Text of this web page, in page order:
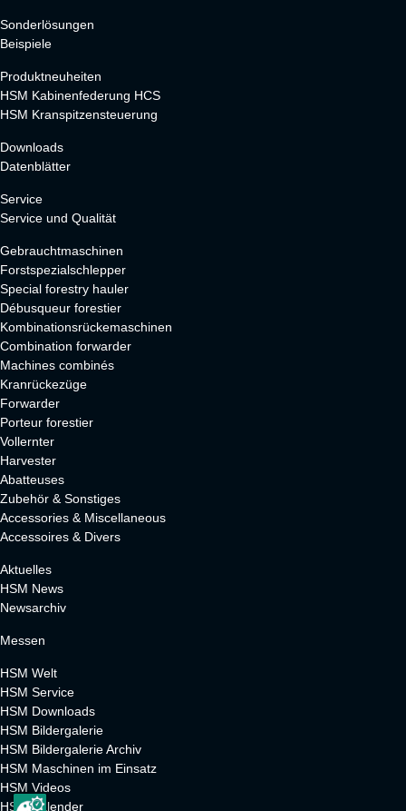
Sonderlösungen
Beispiele
Produktneuheiten
HSM Kabinenfederung HCS
HSM Kranspitzensteuerung
Downloads
Datenblätter
Service
Service und Qualität
Gebrauchtmaschinen
Forstspezialschlepper
Special forestry hauler
Débusqueur forestier
Kombinationsrückemaschinen
Combination forwarder
Machines combinés
Kranrückezüge
Forwarder
Porteur forestier
Vollernter
Harvester
Abatteuses
Zubehör & Sonstiges
Accessories & Miscellaneous
Accessoires & Divers
Aktuelles
HSM News
Newsarchiv
Messen
HSM Welt
HSM Service
HSM Downloads
HSM Bildergalerie
HSM Bildergalerie Archiv
HSM Maschinen im Einsatz
HSM Videos
HSM Kalender